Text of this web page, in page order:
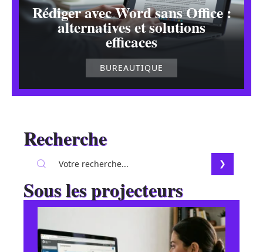
Rédiger avec Word sans Office :
alternatives et solutions
efficaces
BUREAUTIQUE
Recherche
Sous les projecteurs